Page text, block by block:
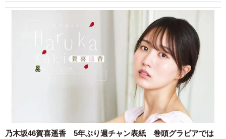
乃木坂46賀喜遥香 5年ぶり週チャン表紙 巻頭グラビアでは